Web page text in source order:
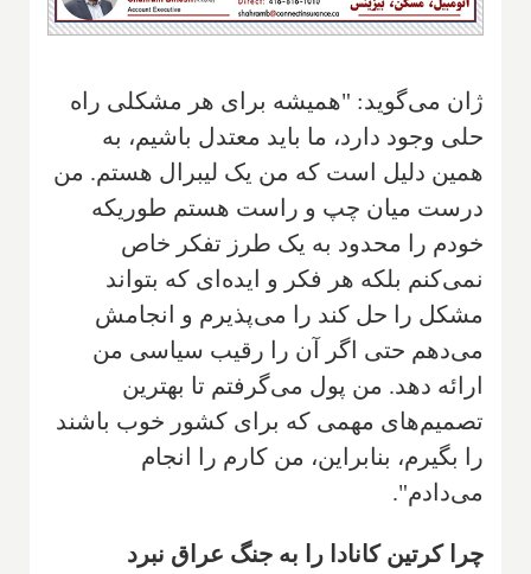
ژان می‌گوید: "همیشه برای هر مشکلی راه
حلی وجود دارد، ما باید معتدل باشیم، به
همین دلیل است که من یک لیبرال هستم. من
درست میان چپ و راست هستم طوریکه
خودم را محدود به یک طرز تفکر خاص
نمی‌کنم بلکه هر فکر و ایده‌ای که بتواند
مشکل را حل کند را می‌پذیرم و انجامش
می‌دهم حتی اگر آن را رقیب سیاسی من
ارائه دهد. من پول می‌گرفتم تا بهترین
تصمیم‌های مهمی که برای کشور خوب باشند
را بگیرم، بنابراین، من کارم را انجام
می‌دادم".
چرا کرتین کانادا را به جنگ عراق نبرد